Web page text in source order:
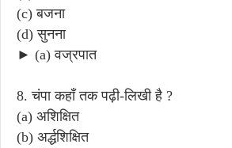
(c) बजना
(d) सुनना
► (a) वज्रपात
8. चंपा कहाँ तक पढ़ी-लिखी है ?
(a) अशिक्षित
(b) अर्द्धशिक्षित